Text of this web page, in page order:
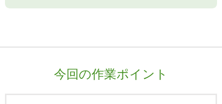
今回の作業ポイント